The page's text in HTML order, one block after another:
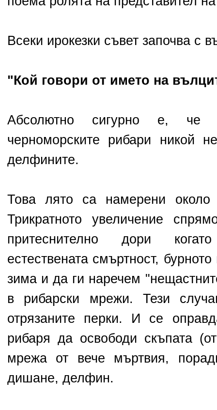
Всеки ирокезки съвет започва с
"Кой говори от името на
Абсолютно сигурно е, че
черноморските рибари никой
делфините.
Това лято са намерени
Трикратното увеличение
притеснително дори
естествената смъртност,
зима и да ги наречем
в рибарски мрежи. Тези
отрязаните перки. И се
рибаря да освободи скъпата
мрежа от вече мъртвия,
дишане, делфин.